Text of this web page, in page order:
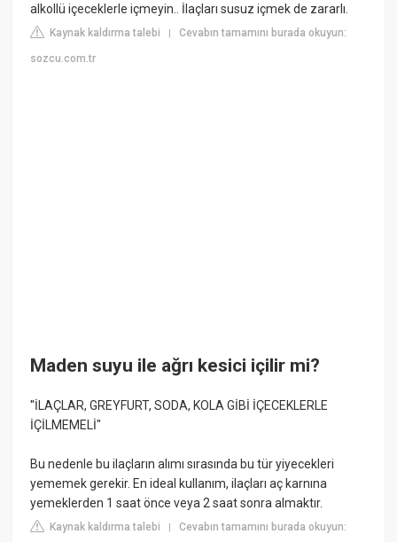
alkollü içeceklerle içmeyin.. İlaçları susuz içmek de zararlı.
Kaynak kaldırma talebi |Cevabın tamamını burada okuyun:
sozcu.com.tr
Maden suyu ile ağrı kesici içilir mi?
''İLAÇLAR, GREYFURT, SODA, KOLA GİBİ İÇECEKLERLE
İÇİLMEMELİ"
Bu nedenle bu ilaçların alımı sırasında bu tür yiyecekleri
yememek gerekir. En ideal kullanım, ilaçları aç karnına
yemeklerden 1 saat önce veya 2 saat sonra almaktır.
Kaynak kaldırma talebi |Cevabın tamamını burada okuyun: